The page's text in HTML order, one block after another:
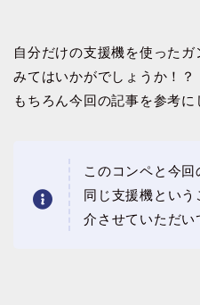
自分だけの支援機を使った
みてはいかがでしょうか！？
もちろん今回の記事を参考
このコンペと今
同じ支援機とい
介させていただい